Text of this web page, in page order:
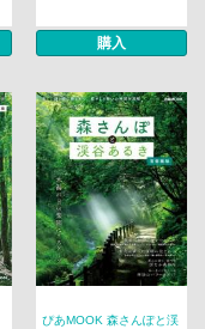
購入
ぴあMOOK 森さんぽと渓